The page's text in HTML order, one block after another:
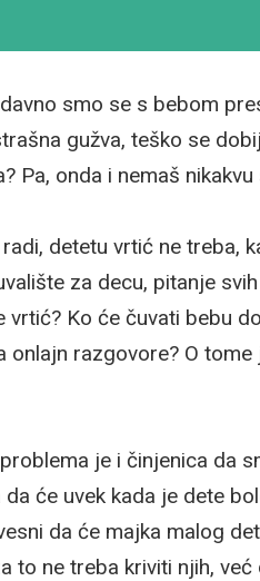
smo se s bebom
gužva, teško se
Pa, onda i nemaš nikakvu
detetu vrtić ne treba,
za decu, pitanje
vrtić? Ko će čuvati bebu
onlajn razgovore? O
je i činjenica da
će uvek kada je dete
da će majka malog
to ne treba kriviti njih,